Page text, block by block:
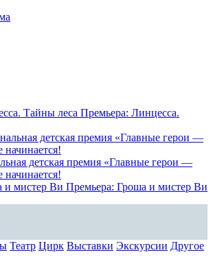
Премьера: Линцесса.
детская премия «Главные герои —
начинается!
Премьера: Гроша и мистер Ви
Театр Цирк Выставки Экскурсии Другое